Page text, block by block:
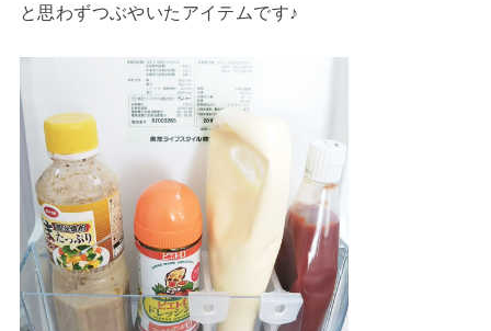
と思わずつぶやいたアイテムです♪